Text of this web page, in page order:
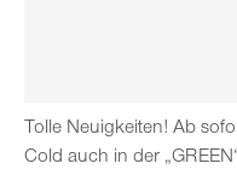
Tolle Neuigkeiten! Ab
Cold auch in der